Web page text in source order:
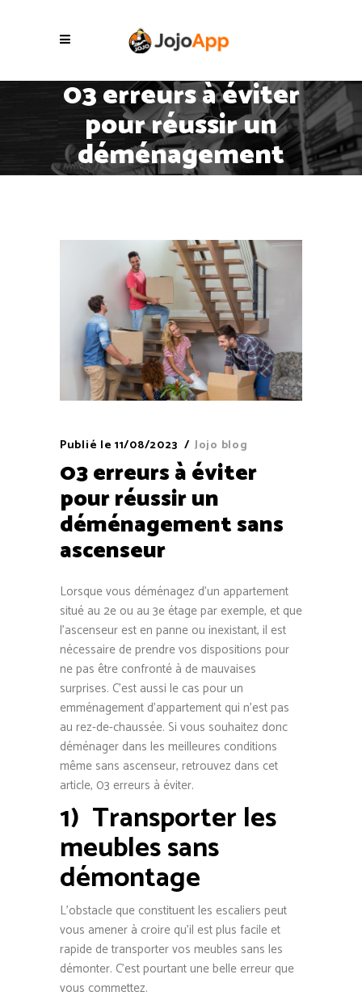
03 erreurs à éviter
pour réussir un
déménagement
sans ascenseur
Publié le 11/08/2023 Jojo blog
03 erreurs à éviter
pour réussir un
déménagement sans
ascenseur
Lorsque vous déménagez d’un appartement
situé au 2e ou au 3e étage par exemple, et que
l’ascenseur est en panne ou inexistant, il est
nécessaire de prendre vos dispositions pour
ne pas être confronté à de mauvaises
surprises. C’est aussi le cas pour un
emménagement d’appartement qui n’est pas
au rez-de-chaussée. Si vous souhaitez donc
déménager dans les meilleures conditions
même sans ascenseur, retrouvez dans cet
article, 03 erreurs à éviter.
1) Transporter les
meubles sans
démontage
L’obstacle que constituent les escaliers peut
vous amener à croire qu’il est plus facile et
rapide de transporter vos meubles sans les
démonter. C’est pourtant une belle erreur que
vous commettez.